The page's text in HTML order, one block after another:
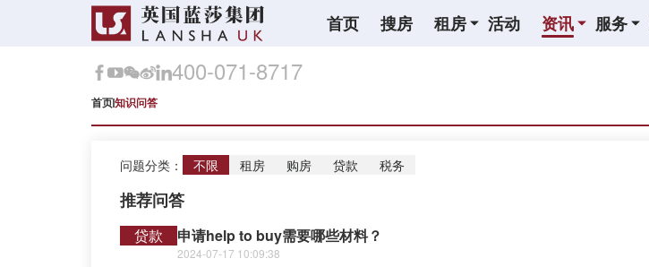
首页 搜房 租房 活动 资讯 服务
400-071-8717
首页知识问答
问题分类： 不限 租房 购房 贷款 税务
推荐问答
贷款 申请help to buy需要哪些材料？
2024-07-17 10:09:38